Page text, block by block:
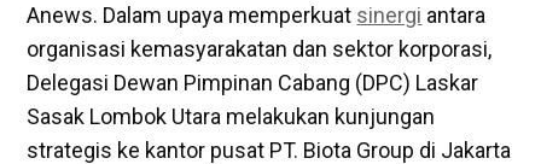
Anews. Dalam upaya memperkuat sinergi antara
organisasi kemasyarakatan dan sektor korporasi,
Delegasi Dewan Pimpinan Cabang (DPC) Laskar
Sasak Lombok Utara melakukan kunjungan
strategis ke kantor pusat PT. Biota Group di Jakarta